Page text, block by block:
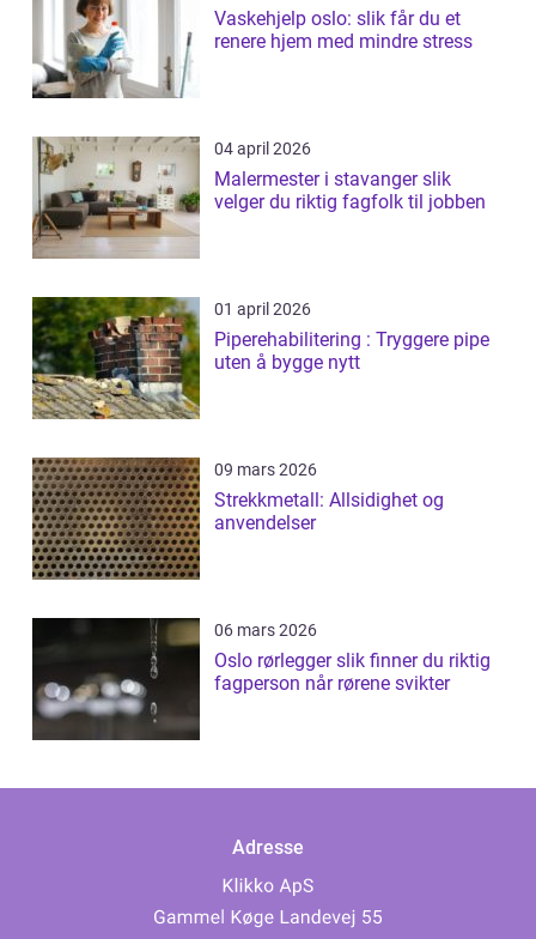
Vaskehjelp oslo: slik får du et
renere hjem med mindre stress
04 april 2026
Malermester i stavanger slik
velger du riktig fagfolk til jobben
01 april 2026
Piperehabilitering : Tryggere pipe
uten å bygge nytt
09 mars 2026
Strekkmetall: Allsidighet og
anvendelser
06 mars 2026
Oslo rørlegger slik finner du riktig
fagperson når rørene svikter
Adresse